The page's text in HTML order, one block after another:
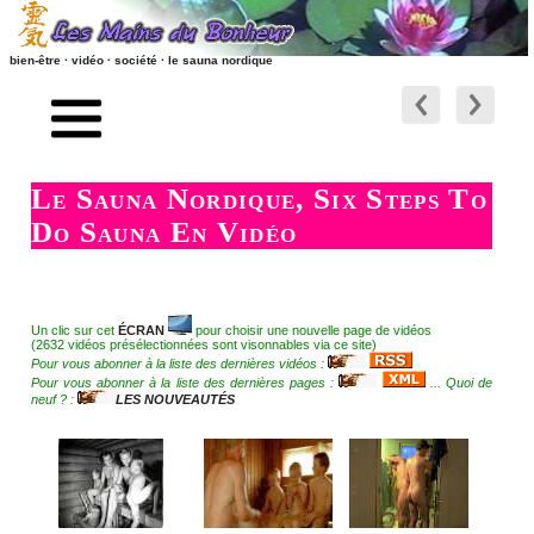
bien-être · vidéo · société · le sauna nordique
accueil
vidéos société, naturisme, vie
société-naturisme-nature
sauna nordique
bains ou hammam ?
les bains dans le monde
mise à nu
le monde nu
suite
société naturisme style de vie
retour vers les massages
liens RSS - ATOM - PODCAST
les nouveaux articles
Le Sauna Nordique, Six Steps To
Do Sauna En Vidéo
Un clic sur cet ÉCRAN
pour choisir une nouvelle page de vidéos
(2632 vidéos présélectionnées sont visonnables via ce site)
Pour vous abonner à la liste des dernières vidéos :
Pour vous abonner à la liste des dernières pages :
... Quoi de
neuf ? :
LES NOUVEAUTÉS